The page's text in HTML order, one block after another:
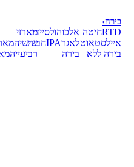
בירה›
RTDחיטה
איילסטאוט
בירה ללא
אלכוהולסיידר
לאגרIPAחבית
בירה
מארזי
שישיה
רביעייה